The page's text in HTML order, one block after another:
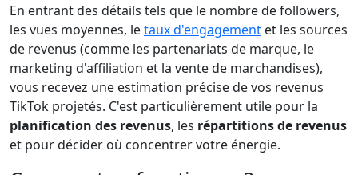
En entrant des détails tels que le nombre de followers,
les vues moyennes, letaux d'engagement et les sources
de revenus (comme les partenariats de marque, le
marketing d'affiliation et la vente de marchandises),
vous recevez une estimation précise de vos revenus
TikTok projetés. C'est particulièrement utile pour la
planification des revenus, les répartitions de revenus
et pour décider où concentrer votre énergie.